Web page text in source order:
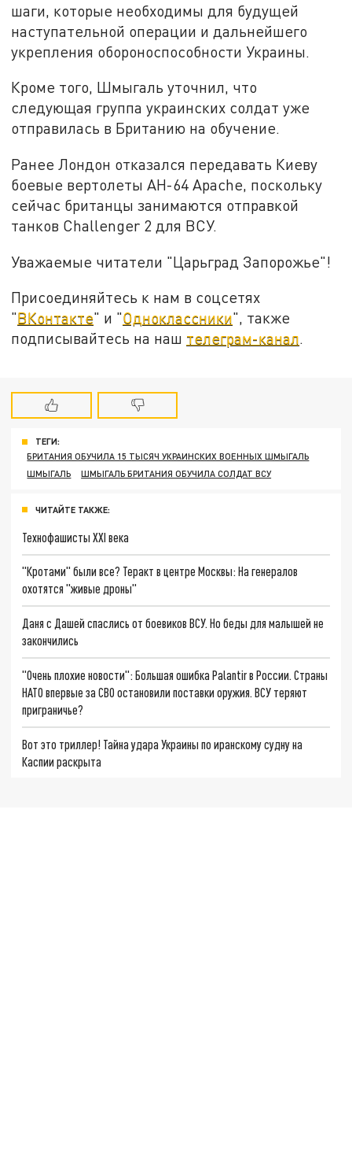
шаги, которые необходимы для будущей
наступательной операции и дальнейшего
укрепления обороноспособности Украины.
Кроме того, Шмыгаль уточнил, что
следующая группа украинских солдат уже
отправилась в Британию на обучение.
Ранее Лондон отказался передавать Киеву
боевые вертолеты AH-64 Apache, поскольку
сейчас британцы занимаются отправкой
танков Challenger 2 для ВСУ.
Уважаемые читатели "Царьград Запорожье"!
Присоединяйтесь к нам в соцсетях
"ВКонтакте" и "Одноклассники", также
подписывайтесь на наш телеграм-канал.
ТЕГИ:
БРИТАНИЯ ОБУЧИЛА 15 ТЫСЯЧ УКРАИНСКИХ ВОЕННЫХ ШМЫГАЛЬ
ШМЫГАЛЬ
ШМЫГАЛЬ БРИТАНИЯ ОБУЧИЛА СОЛДАТ ВСУ
ЧИТАЙТЕ ТАКЖЕ:
Технофашисты XXI века
"Кротами" были все? Теракт в центре Москвы: На генералов
охотятся "живые дроны"
Даня с Дашей спаслись от боевиков ВСУ. Но беды для малышей не
закончились
"Очень плохие новости": Большая ошибка Palantir в России. Страны
НАТО впервые за СВО остановили поставки оружия. ВСУ теряют
приграничье?
Вот это триллер! Тайна удара Украины по иранскому судну на
Каспии раскрыта